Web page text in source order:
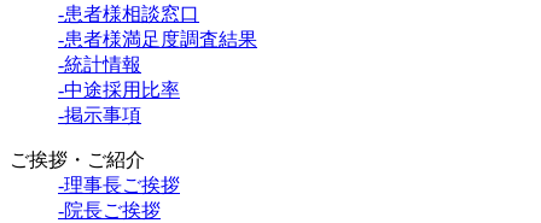
-患者様相談窓口
-患者様満足度調査結果
-統計情報
-中途採用比率
-掲示事項
ご挨拶・ご紹介
-理事長ご挨拶
-院長ご挨拶